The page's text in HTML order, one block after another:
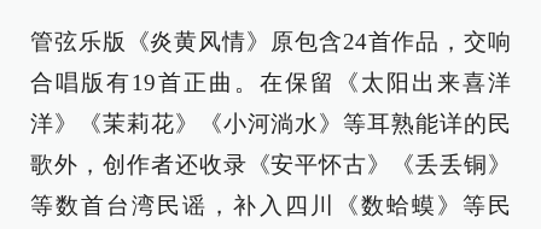
管弦乐版《炎黄风情》原包含24首作品，交响
合唱版有19首正曲。在保留《太阳出来喜洋
洋》《茉莉花》《小河淌水》等耳熟能详的民
歌外，创作者还收录《安平怀古》《丢丢铜》
等数首台湾民谣，补入四川《数蛤蟆》等民